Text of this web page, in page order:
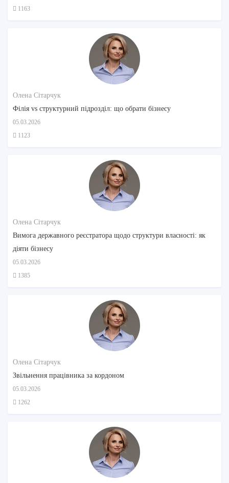
1163
Олена Сітарчук
Філія vs структурний підрозділ: що обрати бізнесу
05.03.2026
1123
Олена Сітарчук
Вимога державного реєстратора щодо структури власності: як
діяти бізнесу
05.03.2026
1385
Олена Сітарчук
Звільнення працівника за кордоном
05.03.2026
1262